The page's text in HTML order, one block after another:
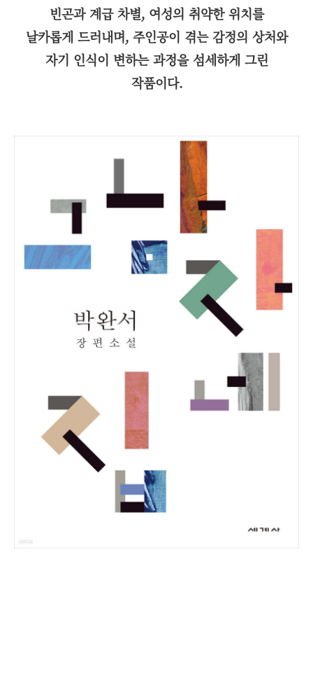
빈곤과 계급 차별, 여성의 취약한 위치를
날카롭게 드러내며, 주인공이 겪는 감정의 상처와
자기 인식이 변하는 과정을 섬세하게 그린
작품이다.